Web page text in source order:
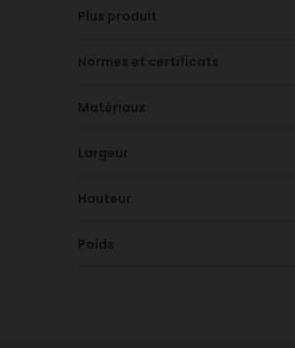
Plus produit
Normes et certificats
Matériaux
Largeur
Hauteur
Poids